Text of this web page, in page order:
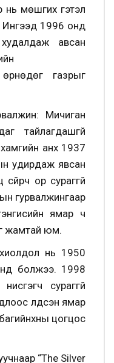
нь мөшгих гэтэл
Ингээд 1996 онд
авсан
газрыг
Мичиган
тайлагдашгүй
анх 1937
удирдаж явсан
ор сураггүй
гурвалжингаар
ямар ч
жамтай юм.
нь 1950
болжээ. 1998
сураггүй
үлдсэн ямар
цогцос
“The Silver